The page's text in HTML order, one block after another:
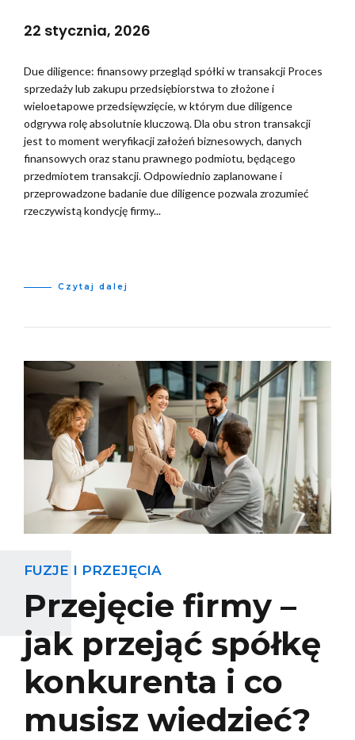
22 stycznia, 2026
Due diligence: finansowy przegląd spółki w transakcji Proces
sprzedaży lub zakupu przedsiębiorstwa to złożone i
wieloetapowe przedsięwzięcie, w którym due diligence
odgrywa rolę absolutnie kluczową. Dla obu stron transakcji
jest to moment weryfikacji założeń biznesowych, danych
finansowych oraz stanu prawnego podmiotu, będącego
przedmiotem transakcji. Odpowiednio zaplanowane i
przeprowadzone badanie due diligence pozwala zrozumieć
rzeczywistą kondycję firmy...
Czytaj dalej
FUZJE I PRZEJĘCIA
Przejęcie firmy –
jak przejąć spółkę
konkurenta i co
musisz wiedzieć?